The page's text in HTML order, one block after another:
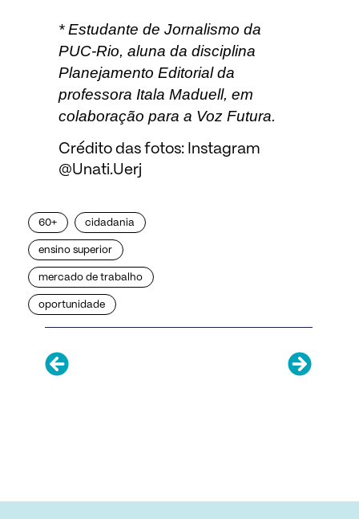
* Estudante de Jornalismo da
PUC-Rio, aluna da disciplina
Planejamento Editorial da
professora Itala Maduell, em
colaboração para a Voz Futura.
Crédito das fotos: Instagram
@Unati.Uerj
60+ cidadania
ensino superior
mercado de trabalho
oportunidade